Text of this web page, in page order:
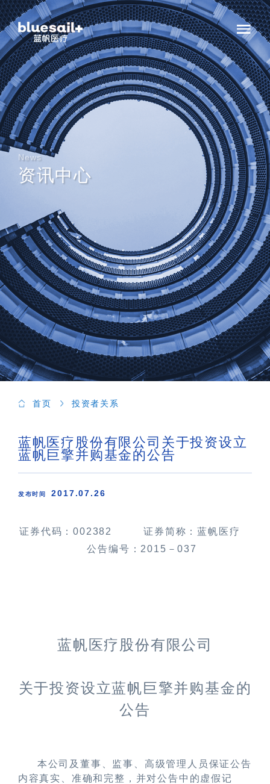
News
资讯中心
首页 投资者关系
蓝帆医疗股份有限公司关于投资设立
蓝帆巨擎并购基金的公告
发布时间 2017.07.26
证券代码：002382
证券简称：蓝帆医疗
公告编号： 2015 －037
蓝帆医疗股份有限公司
关于投资设立蓝帆巨擎并购基金的
公告
本公司及董事、监事、高级管理人员保证公告
内容真实、准确和完整，并对公告中的虚假记